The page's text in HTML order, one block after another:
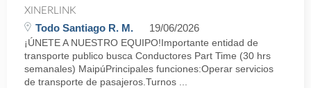
XINERLINK
Todo Santiago R. M. 19/06/2026
¡ÚNETE A NUESTRO EQUIPO!Importante entidad de
transporte publico busca Conductores Part Time (30 hrs
semanales) MaipúPrincipales funciones:Operar servicios
de transporte de pasajeros.Turnos ...